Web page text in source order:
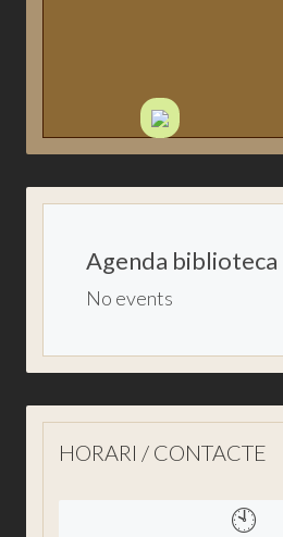
Biblioteca Josep Picola
Agenda biblioteca
No events
HORARI / CONTACTE
🕙